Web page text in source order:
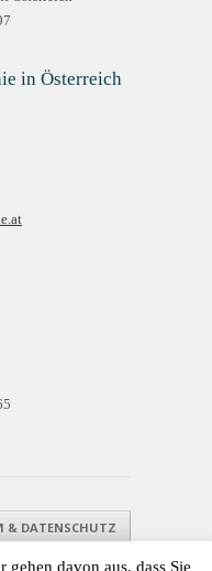
in Österreich
& DATENSCHUTZ
gehen davon aus, dass Sie